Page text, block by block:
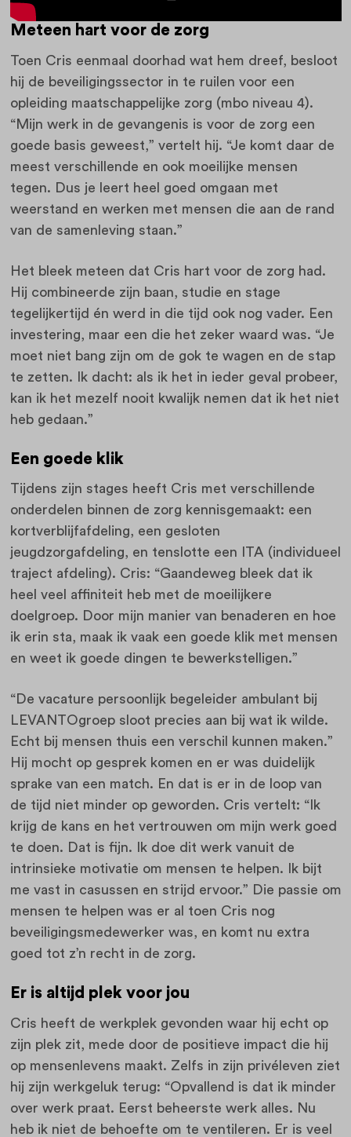
Meteen hart voor de zorg
Toen Cris eenmaal doorhad wat hem dreef, besloot
hij de beveiligingssector in te ruilen voor een
opleiding maatschappelijke zorg (mbo niveau 4).
“Mijn werk in de gevangenis is voor de zorg een
goede basis geweest,” vertelt hij. “Je komt daar de
meest verschillende en ook moeilijke mensen
tegen. Dus je leert heel goed omgaan met
weerstand en werken met mensen die aan de rand
van de samenleving staan.”
Het bleek meteen dat Cris hart voor de zorg had.
Hij combineerde zijn baan, studie en stage
tegelijkertijd én werd in die tijd ook nog vader. Een
investering, maar een die het zeker waard was. “Je
moet niet bang zijn om de gok te wagen en de stap
te zetten. Ik dacht: als ik het in ieder geval probeer,
kan ik het mezelf nooit kwalijk nemen dat ik het niet
heb gedaan.”
Een goede klik
Tijdens zijn stages heeft Cris met verschillende
onderdelen binnen de zorg kennisgemaakt: een
kortverblijfafdeling, een gesloten
jeugdzorgafdeling, en tenslotte een ITA (individueel
traject afdeling). Cris: “Gaandeweg bleek dat ik
heel veel affiniteit heb met de moeilijkere
doelgroep. Door mijn manier van benaderen en hoe
ik erin sta, maak ik vaak een goede klik met mensen
en weet ik goede dingen te bewerkstelligen.”
“De vacature persoonlijk begeleider ambulant bij
LEVANTOgroep sloot precies aan bij wat ik wilde.
Echt bij mensen thuis een verschil kunnen maken.”
Hij mocht op gesprek komen en er was duidelijk
sprake van een match. En dat is er in de loop van
de tijd niet minder op geworden. Cris vertelt: “Ik
krijg de kans en het vertrouwen om mijn werk goed
te doen. Dat is fijn. Ik doe dit werk vanuit de
intrinsieke motivatie om mensen te helpen. Ik bijt
me vast in casussen en strijd ervoor.” Die passie om
mensen te helpen was er al toen Cris nog
beveiligingsmedewerker was, en komt nu extra
goed tot z’n recht in de zorg.
Er is altijd plek voor jou
Cris heeft de werkplek gevonden waar hij echt op
zijn plek zit, mede door de positieve impact die hij
op mensenlevens maakt. Zelfs in zijn privéleven ziet
hij zijn werkgeluk terug: “Opvallend is dat ik minder
over werk praat. Eerst beheerste werk alles. Nu
heb ik niet de behoefte om te ventileren. Er is veel